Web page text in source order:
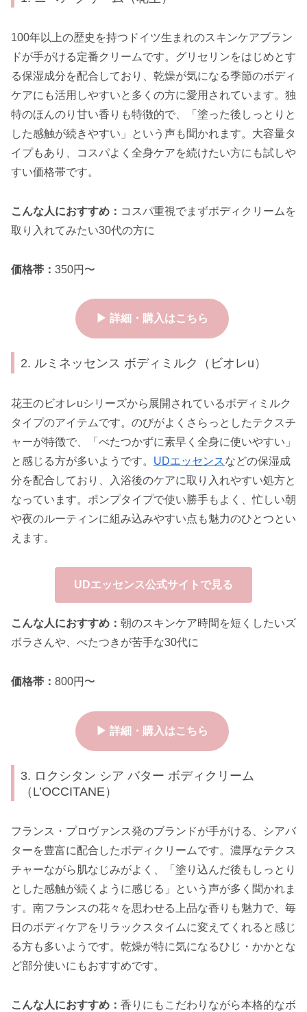
100年以上の歴史を持つドイツ生まれのスキンケアブラン
ドが手がける定番クリームです。グリセリンをはじめとす
る保湿成分を配合しており、乾燥が気になる季節のボディ
ケアにも活用しやすいと多くの方に愛用されています。独
特のほんのり甘い香りも特徴的で、「塗った後しっとりと
した感触が続きやすい」という声も聞かれます。大容量タ
イプもあり、コスパよく全身ケアを続けたい方にも試しや
すい価格帯です。
こんな人におすすめ： コスパ重視でまずボディクリームを
取り入れてみたい30代の方に
価格帯： 350円〜
▶ 詳細・購入はこちら
2. ルミネッセンス ボディミルク（ビオレu）
花王のビオレuシリーズから展開されているボディミルク
タイプのアイテムです。のびがよくさらっとしたテクスチ
ャーが特徴で、「べたつかずに素早く全身に使いやすい」
と感じる方が多いようです。 UDエッセンスなどの保湿成
分を配合しており、入浴後のケアに取り入れやすい処方と
なっています。ポンプタイプで使い勝手もよく、忙しい朝
や夜のルーティンに組み込みやすい点も魅力のひとつとい
えます。
UDエッセンス公式サイトで見る
こんな人におすすめ： 朝のスキンケア時間を短くしたいズ
ボラさんや、べたつきが苦手な30代に
価格帯： 800円〜
▶ 詳細・購入はこちら
3. ロクシタン シア バター ボディクリーム
（L’OCCITANE）
フランス・プロヴァンス発のブランドが手がける、シアバ
ターを豊富に配合したボディクリームです。濃厚なテクス
チャーながら肌なじみがよく、「塗り込んだ後もしっとり
とした感触が続くように感じる」という声が多く聞かれま
す。南フランスの花々を思わせる上品な香りも魅力で、毎
日のボディケアをリラックスタイムに変えてくれると感じ
る方も多いようです。乾燥が特に気になるひじ・かかとな
ど部分使いにもおすすめです。
こんな人におすすめ： 香りにもこだわりながら本格的なボ